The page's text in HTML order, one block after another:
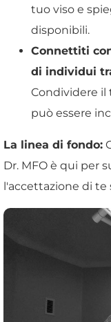
tuo viso e
disponibili.
Connettiti
di individui
Condividere il
può essere
La linea di fondo:
Dr. MFO è qui per
l'accettazione di te